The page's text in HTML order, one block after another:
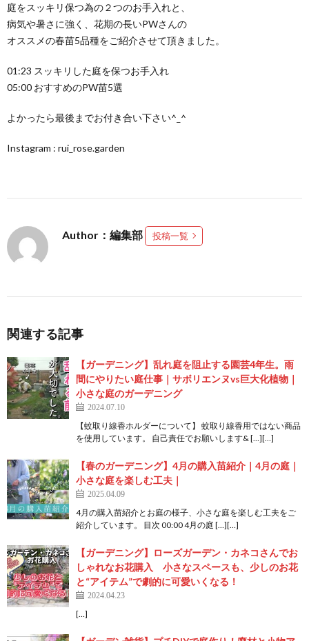
庭をスッキリ保つ為の２つのお手入れと、
病気や暑さに強く、花期の長いPWさんの
オススメの春苗5品種をご紹介させて頂きました。
01:23 スッキリした庭を保つお手入れ
05:00 おすすめのPW苗5選
よかったら最後までお付き合い下さい^_^
Instagram : rui_rose.garden
Author：編集部 投稿一覧
関連する記事
【ガーデニング】乱れ庭を阻止する園芸4年生。雨
間にやりたい庭仕事｜サボリエンヌvs巨大化植物｜
小さな庭のガーデニング
2024.07.10
【蚊取り線香ホルダーについて】 蚊取り線香用ではない商品
を使用しています。 自己責任でお願いします& […][…]
【春のガーデニング】4月の購入苗紹介｜4月の庭｜
小さな庭を楽しむ工夫｜
2025.04.09
4月の購入苗紹介とお庭の様子、小さな庭を楽しむ工夫をご
紹介しています。 目次 00:00 4月の庭 […][…]
【ガーデニング】ローズガーデン・カネコさんでお
しゃれなお花購入 小さなスペースも、少しのお花
と“アイテム”で劇的に可愛いくなる！
2024.04.23
[…]